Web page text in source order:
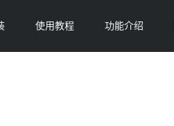
使用教程 功能介绍